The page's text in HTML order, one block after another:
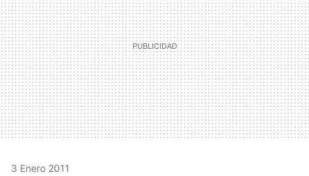
3 Enero 2011